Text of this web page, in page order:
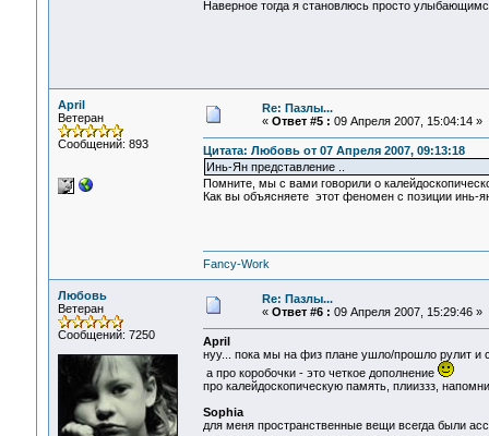
Наверное тогда я становлюсь просто
April
Ветеран
Сообщений: 893
Re: Пазлы...
« Ответ #5 : 09 Апреля 2007, 15:04:14 »
Цитата: Любовь от 07 Апреля 2007, 09:13:18
Инь-Ян представление ..
Помните, мы с вами говорили о
Как вы объясняете этот феномен с позиции инь-
Fancy-Work
Любовь
Ветеран
Сообщений: 7250
Re: Пазлы...
« Ответ #6 : 09 Апреля 2007, 15:29:46 »
April
нуу... пока мы на физ плане ушло/прошло рулит и
а про коробочки - это четкое дополнение
про калейдоскопическую память, плииззз,
Sophia
для меня пространственные вещи всегда были